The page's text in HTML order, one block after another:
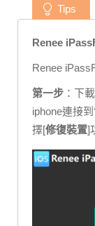
Tips
Renee
Renee
第一步 ：下
iphone連接
擇[修復裝置]